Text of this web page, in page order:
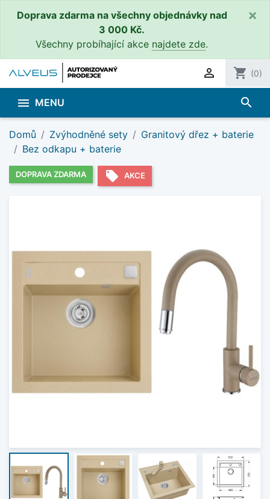
Doprava zdarma na všechny objednávky nad
3 000 Kč.
Všechny probíhající akce najdete zde.
×
 shopping_cart (0)
 MENU search
Domů Zvýhodněné sety
Granitový dřez + baterie
Bez odkapu + baterie
DOPRAVA ZDARMA local_offer AKCE